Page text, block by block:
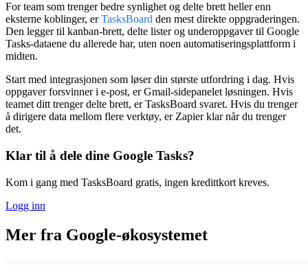
For team som trenger bedre synlighet og delte brett heller enn
eksterne koblinger, erTasksBoard den mest direkte oppgraderingen.
Den legger til kanban-brett, delte lister og underoppgaver til Google
Tasks-dataene du allerede har, uten noen automatiseringsplattform i
midten.
Start med integrasjonen som løser din største utfordring i dag. Hvis
oppgaver forsvinner i e-post, er Gmail-sidepanelet løsningen. Hvis
teamet ditt trenger delte brett, er TasksBoard svaret. Hvis du trenger
å dirigere data mellom flere verktøy, er Zapier klar når du trenger
det.
Klar til å dele dine Google Tasks?
Kom i gang med TasksBoard gratis, ingen kredittkort kreves.
Logg inn
Mer fra Google-økosystemet